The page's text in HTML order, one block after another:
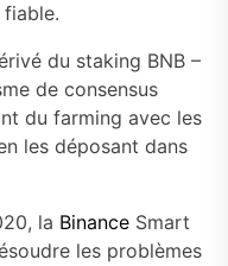
du staking BNB –
de consensus
du farming avec les
les déposant dans
la BinanceSmart
les problèmes